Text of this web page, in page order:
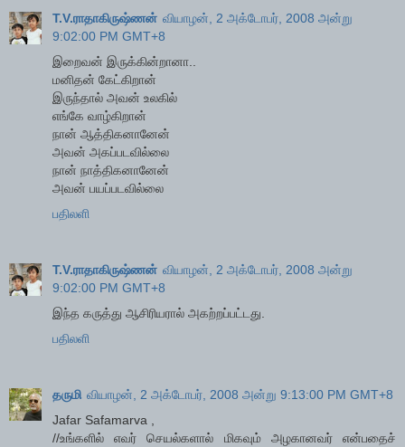
T.V.ராதாகிருஷ்ணன் வியாழன், 2 அக்டோபர், 2008 அன்று
9:02:00 PM GMT+8
இறைவன் இருக்கின்றானா..
மனிதன் கேட்கிறான்
இருந்தால் அவன் உலகில்
எங்கே வாழ்கிறான்
நான் ஆத்திகனானேன்
அவன் அகப்படவில்லை
நான் நாத்திகனானேன்
அவன் பயப்படவில்லை
பதிலளி
T.V.ராதாகிருஷ்ணன் வியாழன், 2 அக்டோபர், 2008 அன்று
9:02:00 PM GMT+8
இந்த கருத்து ஆசிரியரால் அகற்றப்பட்டது.
பதிலளி
தருமி வியாழன், 2 அக்டோபர், 2008 அன்று 9:13:00 PM GMT+8
Jafar Safamarva ,
//உங்களில் எவர் செயல்களால் மிகவும் அழகானவர் என்பதைச்